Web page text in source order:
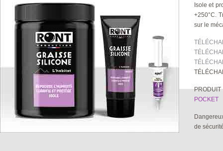
Isole et
+250°C.
sur le
POCKET
de